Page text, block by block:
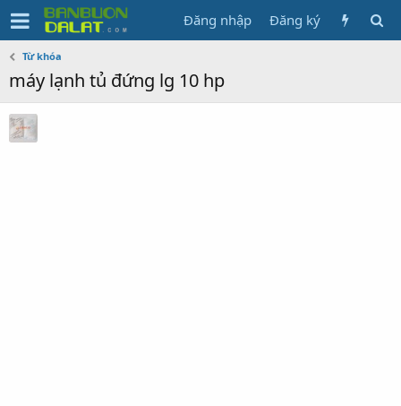
Đăng nhập Đăng ký
Từ khóa
máy lạnh tủ đứng lg 10 hp